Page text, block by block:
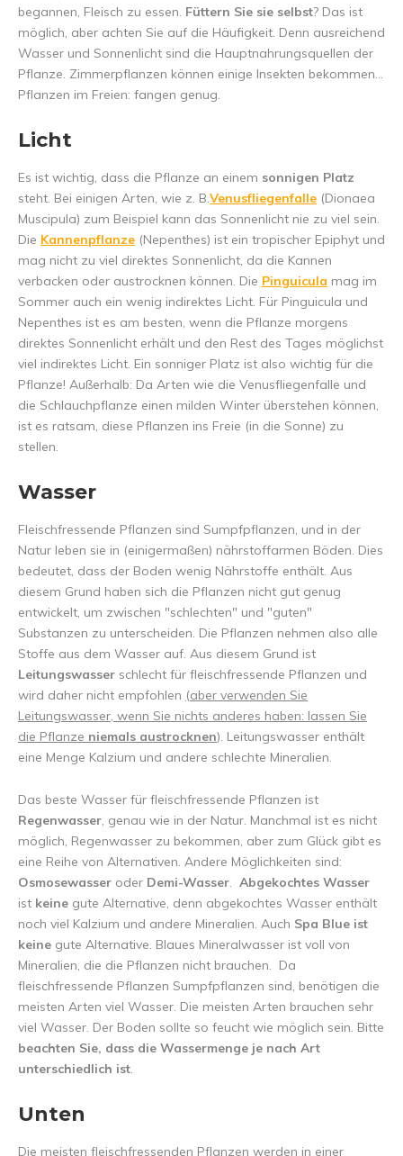
begannen, Fleisch zu essen. Füttern Sie sie selbst? Das ist
möglich, aber achten Sie auf die Häufigkeit. Denn ausreichend
Wasser und Sonnenlicht sind die Hauptnahrungsquellen der
Pflanze. Zimmerpflanzen können einige Insekten bekommen...
Pflanzen im Freien: fangen genug.
Licht
Es ist wichtig, dass die Pflanze an einem sonnigen Platz
steht. Bei einigen Arten, wie z. B.Venusfliegenfalle (Dionaea
Muscipula) zum Beispiel kann das Sonnenlicht nie zu viel sein.
Die Kannenpflanze (Nepenthes) ist ein tropischer Epiphyt und
mag nicht zu viel direktes Sonnenlicht, da die Kannen
verbacken oder austrocknen können. Die Pinguicula mag im
Sommer auch ein wenig indirektes Licht. Für Pinguicula und
Nepenthes ist es am besten, wenn die Pflanze morgens
direktes Sonnenlicht erhält und den Rest des Tages möglichst
viel indirektes Licht. Ein sonniger Platz ist also wichtig für die
Pflanze! Außerhalb: Da Arten wie die Venusfliegenfalle und
die Schlauchpflanze einen milden Winter überstehen können,
ist es ratsam, diese Pflanzen ins Freie (in die Sonne) zu
stellen.
Wasser
Fleischfressende Pflanzen sind Sumpfpflanzen, und in der
Natur leben sie in (einigermaßen) nährstoffarmen Böden. Dies
bedeutet, dass der Boden wenig Nährstoffe enthält. Aus
diesem Grund haben sich die Pflanzen nicht gut genug
entwickelt, um zwischen "schlechten" und "guten"
Substanzen zu unterscheiden. Die Pflanzen nehmen also alle
Stoffe aus dem Wasser auf. Aus diesem Grund ist
Leitungswasser schlecht für fleischfressende Pflanzen und
wird daher nicht empfohlen (aber verwenden Sie
Leitungswasser, wenn Sie nichts anderes haben: lassen Sie
die Pflanze niemals austrocknen). Leitungswasser enthält
eine Menge Kalzium und andere schlechte Mineralien.
Das beste Wasser für fleischfressende Pflanzen ist
Regenwasser, genau wie in der Natur. Manchmal ist es nicht
möglich, Regenwasser zu bekommen, aber zum Glück gibt es
eine Reihe von Alternativen. Andere Möglichkeiten sind:
Osmosewasser oder Demi-Wasser. Abgekochtes Wasser
ist keine gute Alternative, denn abgekochtes Wasser enthält
noch viel Kalzium und andere Mineralien. Auch Spa Blue ist
keine gute Alternative. Blaues Mineralwasser ist voll von
Mineralien, die die Pflanzen nicht brauchen. Da
fleischfressende Pflanzen Sumpfpflanzen sind, benötigen die
meisten Arten viel Wasser. Die meisten Arten brauchen sehr
viel Wasser. Der Boden sollte so feucht wie möglich sein. Bitte
beachten Sie, dass die Wassermenge je nach Art
unterschiedlich ist.
Unten
Die meisten fleischfressenden Pflanzen werden in einer